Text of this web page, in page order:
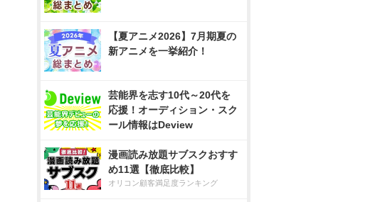
【夏アニメ2026】7月期夏の
新アニメを一挙紹介！
芸能界を志す10代～20代を
応援！オーディション・スク
ール情報はDeview
漫画読み放題サブスクおすす
め11選【徹底比較】
オリコン顧客満足度ランキング